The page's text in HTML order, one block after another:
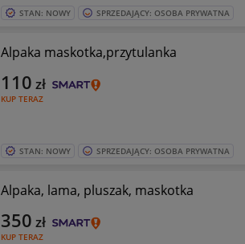
STAN: NOWY SPRZEDAJĄCY: OSOBA PRYWATNA
Alpaka maskotka,przytulanka
KUP TERAZ
110 zł
STAN: NOWY SPRZEDAJĄCY: OSOBA PRYWATNA
Alpaka, lama, pluszak, maskotka
KUP TERAZ
350 zł